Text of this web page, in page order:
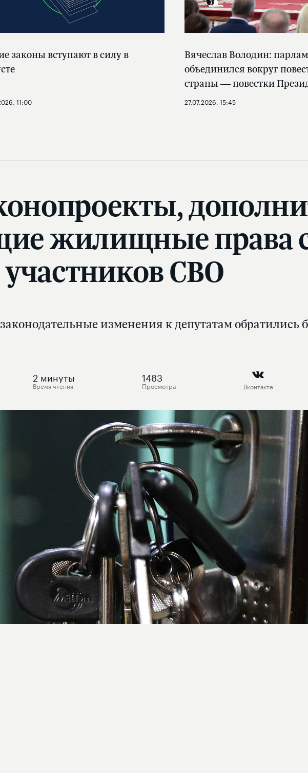
законы вступают в силу в
11:00
Вячеслав Володин:
объединился вокруг
страны — повестки
27.07.2026, 15:45
жилищные права
участников СВО
изменения к депутатам обратились
2 минуты
Время чтения
1483
Просмотра Вконтакте